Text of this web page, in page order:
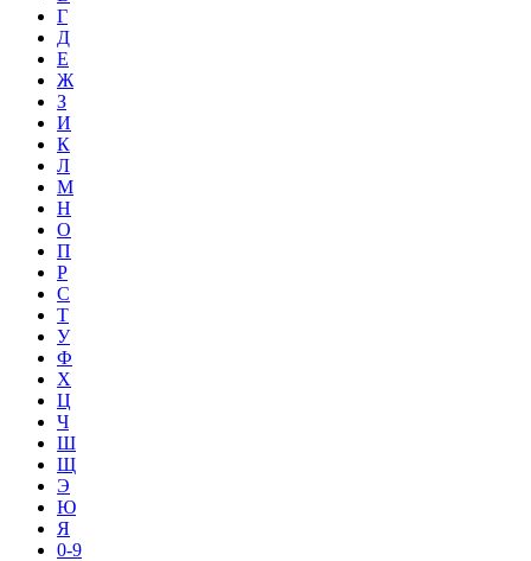
Г
Д
Е
Ж
З
И
К
Л
М
Н
О
П
Р
С
Т
У
Ф
Х
Ц
Ч
Ш
Щ
Э
Ю
Я
0-9